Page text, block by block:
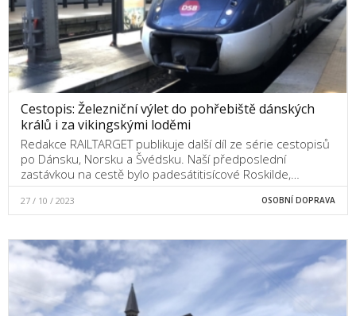
Cestopis: Železniční výlet do pohřebiště dánských
králů i za vikingskými loděmi
Redakce RAILTARGET publikuje další díl ze série cestopisů
po Dánsku, Norsku a Švédsku. Naší předposlední
zastávkou na cestě bylo padesátitisícové Roskilde,…
27 / 10 / 2023 OSOBNÍ DOPRAVA